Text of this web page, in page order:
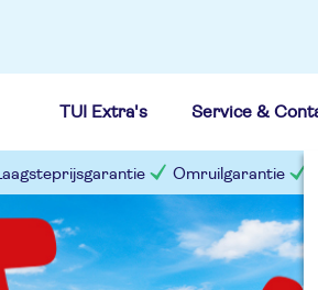
TUI Extra's Service &
Laagsteprijsgarantie Omruilgarantie